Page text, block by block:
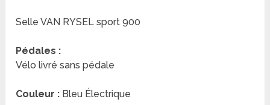
Selle VAN RYSEL sport 900
Pédales :
Vélo livré sans pédale
Couleur : Bleu Électrique